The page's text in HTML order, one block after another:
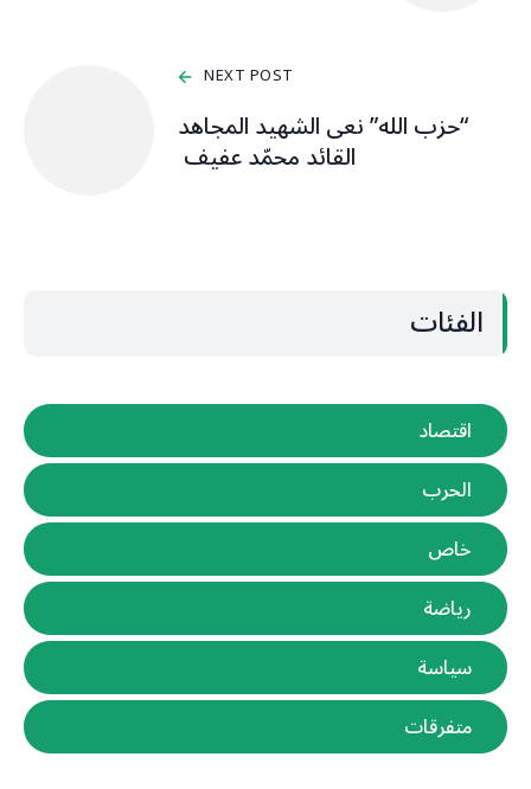
NEXT POST
“حزب الله” نعى الشهيد المجاهد
القائد محمّد عفيف
الفئات
اقتصاد
الحرب
خاص
رياضة
سياسة
متفرقات